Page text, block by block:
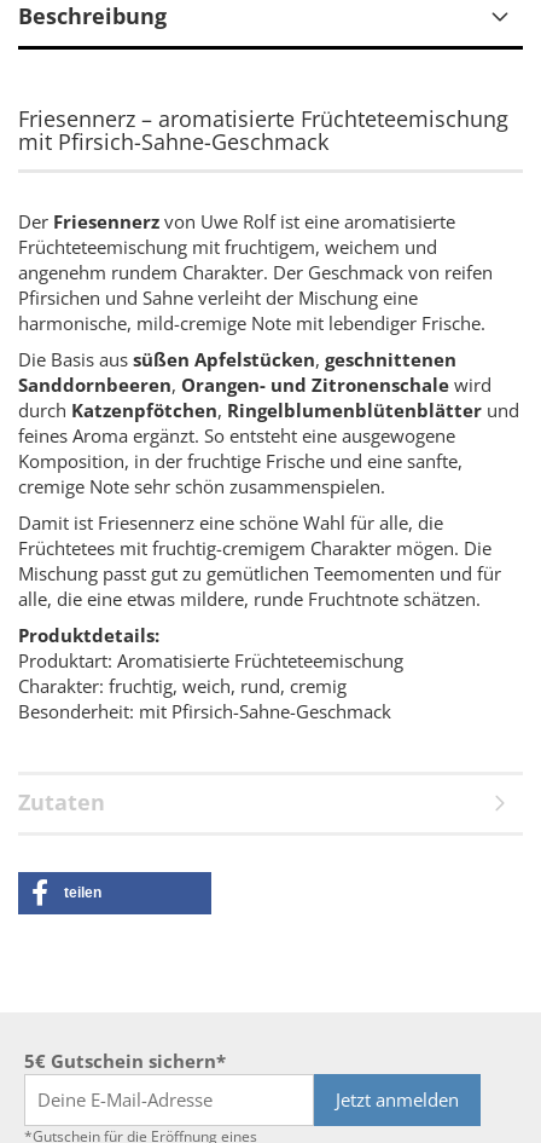
Beschreibung
Friesennerz – aromatisierte Früchteteemischung
mit Pfirsich-Sahne-Geschmack
Der Friesennerz von Uwe Rolf ist eine aromatisierte
Früchteteemischung mit fruchtigem, weichem und
angenehm rundem Charakter. Der Geschmack von reifen
Pfirsichen und Sahne verleiht der Mischung eine
harmonische, mild-cremige Note mit lebendiger Frische.
Die Basis aus süßen Apfelstücken, geschnittenen
Sanddornbeeren, Orangen- und Zitronenschale wird
durch Katzenpfötchen, Ringelblumenblütenblätter und
feines Aroma ergänzt. So entsteht eine ausgewogene
Komposition, in der fruchtige Frische und eine sanfte,
cremige Note sehr schön zusammenspielen.
Damit ist Friesennerz eine schöne Wahl für alle, die
Früchtetees mit fruchtig-cremigem Charakter mögen. Die
Mischung passt gut zu gemütlichen Teemomenten und für
alle, die eine etwas mildere, runde Fruchtnote schätzen.
Produktdetails:
Produktart: Aromatisierte Früchteteemischung
Charakter: fruchtig, weich, rund, cremig
Besonderheit: mit Pfirsich-Sahne-Geschmack
Zutaten
teilen
5€ Gutschein sichern*
Jetzt anmelden
*Gutschein für die Eröffnung eines